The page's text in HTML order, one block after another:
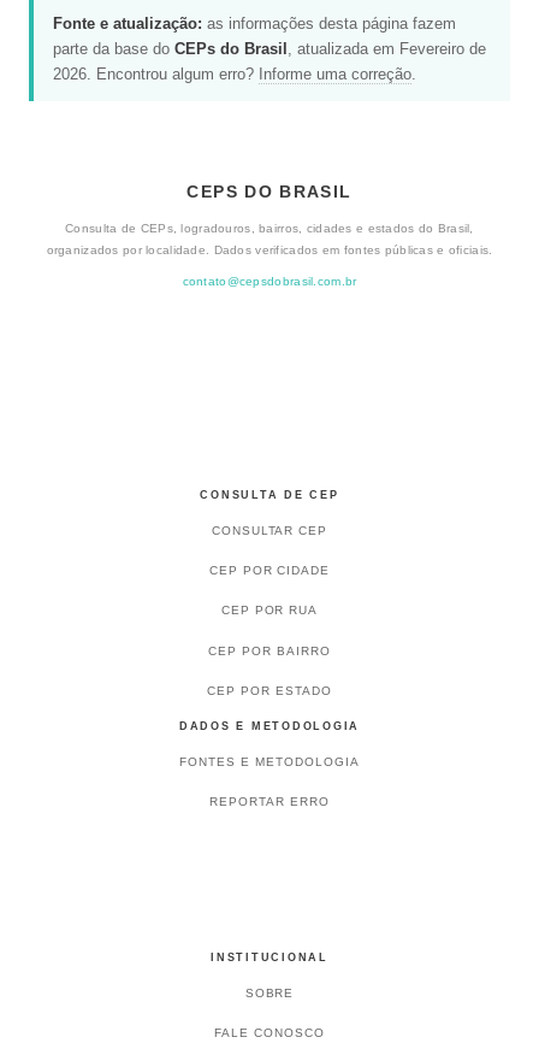
Fonte e atualização: as informações desta página fazem
parte da base do CEPs do Brasil , atualizada em Fevereiro de
2026. Encontrou algum erro? Informe uma correção
CEPS DO BRASIL
Consulta de CEPs, logradouros, bairros, cidades e estados do Brasil,
organizados por localidade. Dados verificados em fontes públicas e oficiais.
contato@cepsdobrasil.com.br
CONSULTA DE CEP
CONSULTAR CEP
CEP POR CIDADE
CEP POR RUA
CEP POR BAIRRO
CEP POR ESTADO
DADOS E METODOLOGIA
FONTES E METODOLOGIA
REPORTAR ERRO
INSTITUCIONAL
SOBRE
FALE CONOSCO